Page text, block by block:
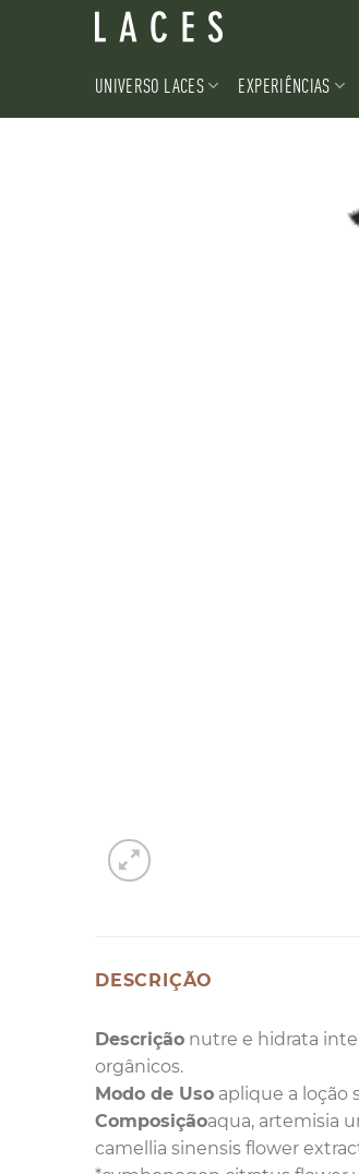
UNIVERSO LACES EXPERIÊNCIAS
DESCRIÇÃO
Descrição nutre e hidrata
orgânicos.
Modo de Uso aplique a loção
Composiçãoaqua, artemisia
camellia sinensis flower